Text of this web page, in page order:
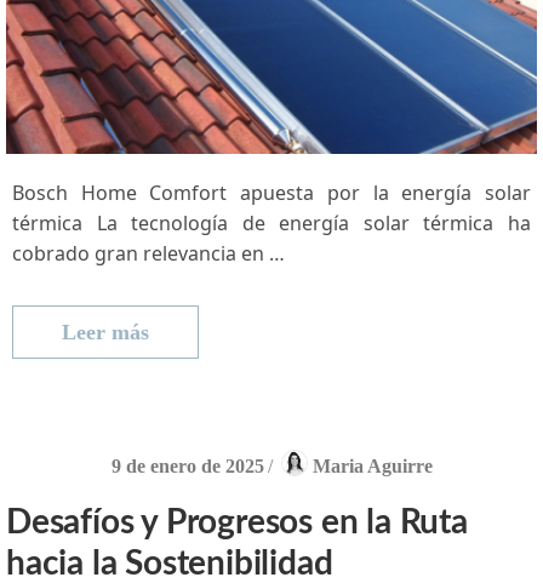
Bosch Home Comfort‍ apuesta por la energía solar
térmica La tecnología de energía solar​ térmica ha
cobrado gran relevancia en …
Leer más
9 de enero de 2025 / Maria Aguirre
Desafíos y Progresos en la Ruta
hacia la Sostenibilidad